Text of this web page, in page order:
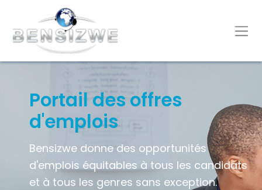
Portail des offres
d'emplois
Bensizwe donne des opportunités
d'emplois équitables à tous les candidats
et à tous les genres sans exception.